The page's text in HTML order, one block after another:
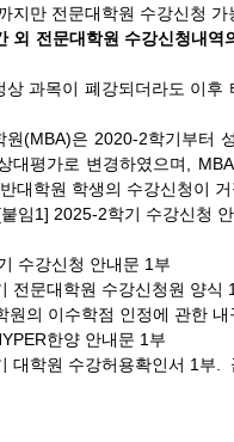
지만 전문대학원 수강신청 가
외 전문대학원 수강신청내역
상 과목이 폐강되더라도 이후
(MBA)은 2020-2학기부터
대평가로 변경하였으며,
대학원 학생의 수강신청이
임1] 2025-2학기 수강신청
수강신청 안내문 1부
문대학원 수강신청원 양식
원의 이수학점 인정에 관한 내
한양 안내문 1부
대학원 수강허용확인서 1부 .